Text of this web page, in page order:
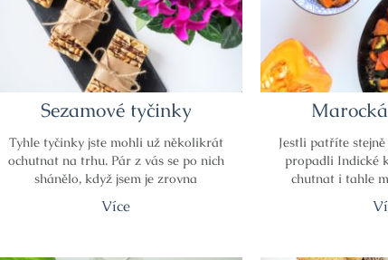
Sezamové tyčinky
Tyhle tyčinky jste mohli už několikrát
ochutnat na trhu. Pár z vás se po nich
shánělo, když jsem je zrovna
Více
Jestli patříte
propadli Indické
chutnat i tahle